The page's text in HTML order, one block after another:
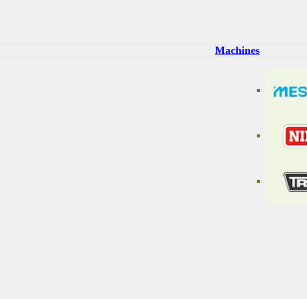
Machines